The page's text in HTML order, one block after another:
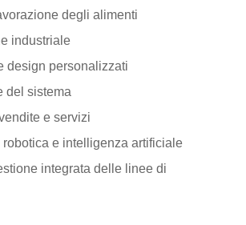
degli alimenti
industriale
design personalizzati
del sistema
e servizi
e intelligenza artificiale
integrata delle linee di